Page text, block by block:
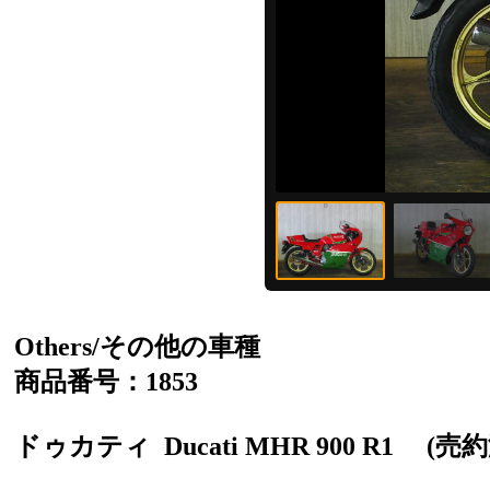
Others/その他の車種
商品番号：1853
ドゥカティ Ducati MHR 900 R1 (売約